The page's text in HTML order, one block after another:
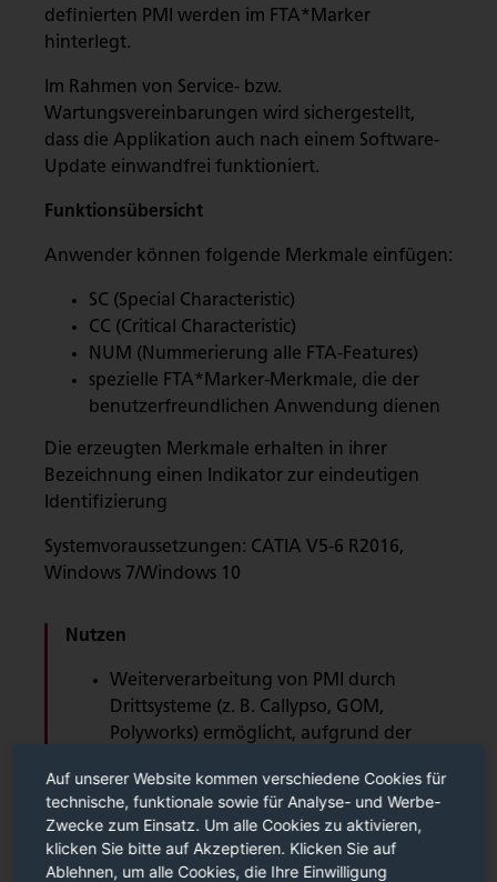
definierten PMI werden im FTA*Marker
hinterlegt.
Im Rahmen von Service- bzw.
Wartungsvereinbarungen wird sichergestellt,
dass die Applikation auch nach einem Software-
Update einwandfrei funktioniert.
Funktionsübersicht
Anwender können folgende Merkmale einfügen:
SC (Special Characteristic)
CC (Critical Characteristic)
NUM (Nummerierung alle FTA-Features)
spezielle FTA*Marker-Merkmale, die der
benutzerfreundlichen Anwendung dienen
Die erzeugten Merkmale erhalten in ihrer
Bezeichnung einen Indikator zur eindeutigen
Identifizierung
Systemvoraussetzungen: CATIA V5-6 R2016,
Windows 7/Windows 10
Nutzen
Weiterverarbeitung von PMI durch
Drittsysteme (z. B. Callypso, GOM,
Polyworks) ermöglicht, aufgrund der
Kennzeichnung des Features
Automatisierte Darstellung der PMI in
Prüfberichten und Messprotokollen
Reduzierung des Erstellungsaufwand in
Auf unserer Website kommen verschiedene Cookies für
technische, funktionale sowie für Analyse- und Werbe-
Zwecke zum Einsatz. Um alle Cookies zu aktivieren,
klicken Sie bitte auf Akzeptieren. Klicken Sie auf
Ablehnen, um alle Cookies, die Ihre Einwilligung